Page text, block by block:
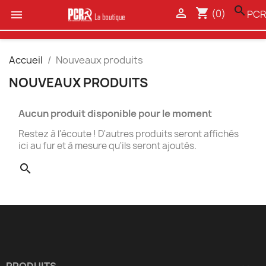
  shopping_cart (0) search PCR
Accueil Nouveaux produits
NOUVEAUX PRODUITS
Aucun produit disponible pour le moment
Restez à l'écoute ! D'autres produits seront affichés
ici au fur et à mesure qu'ils seront ajoutés.
search